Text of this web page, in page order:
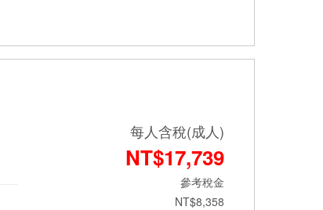
每人含稅(成人)
NT$17,739
參考稅金
NT$8,358